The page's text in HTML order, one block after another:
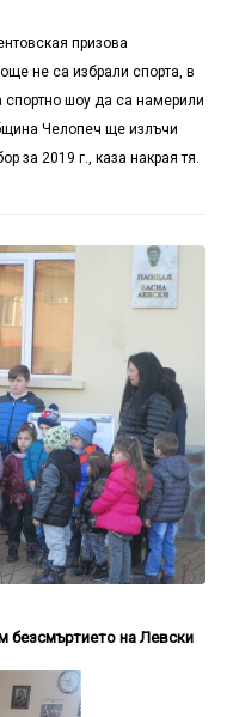
призова
не са избрали спорта, в
спортно шоу да са намерили
Челопеч ще излъчи
за 2019 г., каза накрая тя.
на Левски